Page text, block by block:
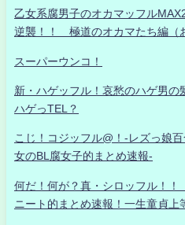
乙女系腐男子のオカマッフル
逆襲！！ 極道のオカマたち編（
スーパーウンコ！
新・ハゲッフル！哀愁のハゲ男の
ハゲっTEL？
こじ！コジッフル@！-レズっ娘
女のBL腐女子的まとめ速報-
何だ！何が？真・シロッフル
ニート的まとめ速報！一生童貞上